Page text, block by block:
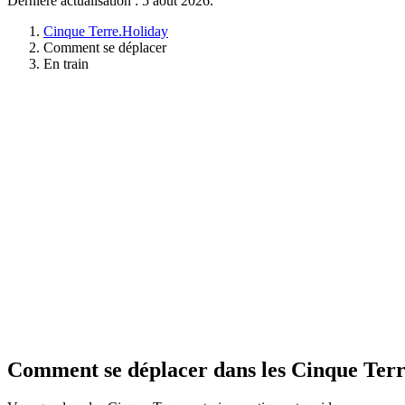
Cinque Terre.Holiday
Comment se déplacer
En train
Comment se déplacer dans les Cinque